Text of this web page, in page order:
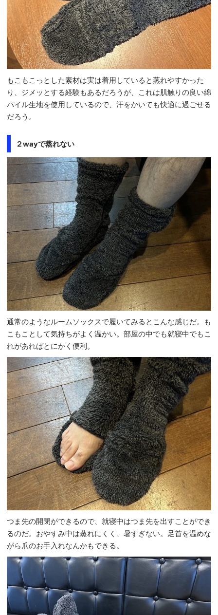
もこもこっとした素材は実は着用していると蒸れやすかった
り、ジメッとする経験もあるだろうが、これは肌触りの良い綿
パイル生地を使用しているので、汗をかいても快適に過ごせる
だろう。
２wayで蒸れない
通常のようなルームソックスで履いてみるとこんな感じだ。も
こもことして気持ちがよく温かい。部屋の中でも就寝中でもこ
れがあればとにかく便利。
つま先の開閉ができるので、就寝中はつま先を出すことができ
るのだ。おやすみ中は蒸れにくく、暑すぎない。足首を温めな
がら爪のお手入れなんかもできる。